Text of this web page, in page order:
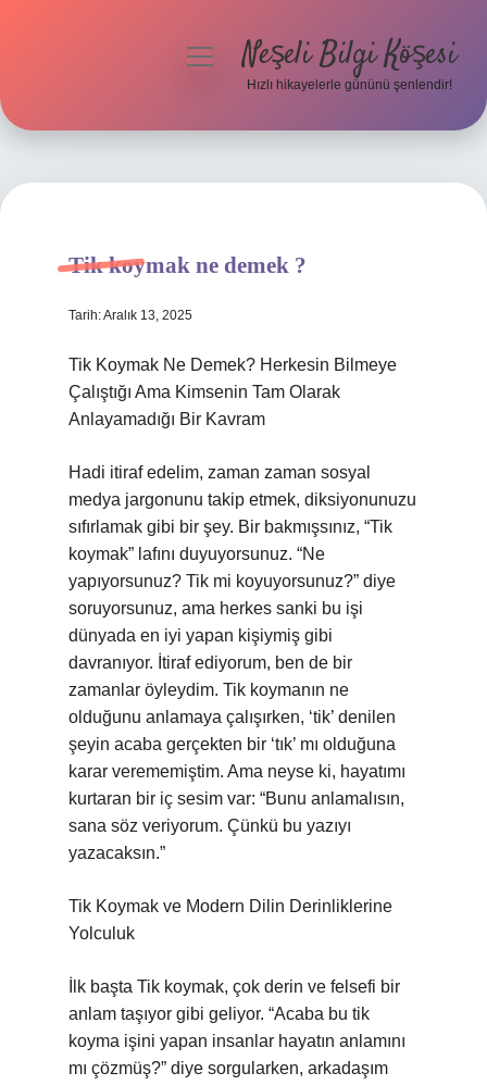
Hakkımızda
menüyüNeşeli Bilgi Köşesi
Hızlı hikayelerle gününü şenlendir!
Tik koymak ne demek ?
Tarih: Aralık 13, 2025
Tik Koymak Ne Demek? Herkesin Bilmeye
Çalıştığı Ama Kimsenin Tam Olarak
Anlayamadığı Bir Kavram
Hadi itiraf edelim, zaman zaman sosyal
medya jargonunu takip etmek, diksiyonunuzu
sıfırlamak gibi bir şey. Bir bakmışsınız, “Tik
koymak” lafını duyuyorsunuz. “Ne
yapıyorsunuz? Tik mi koyuyorsunuz?” diye
soruyorsunuz, ama herkes sanki bu işi
dünyada en iyi yapan kişiymiş gibi
davranıyor. İtiraf ediyorum, ben de bir
zamanlar öyleydim. Tik koymanın ne
olduğunu anlamaya çalışırken, ‘tik’ denilen
şeyin acaba gerçekten bir ‘tık’ mı olduğuna
karar verememiştim. Ama neyse ki, hayatımı
kurtaran bir iç sesim var: “Bunu anlamalısın,
sana söz veriyorum. Çünkü bu yazıyı
yazacaksın.”
Tik Koymak ve Modern Dilin Derinliklerine
Yolculuk
İlk başta Tik koymak, çok derin ve felsefi bir
anlam taşıyor gibi geliyor. “Acaba bu tik
koyma işini yapan insanlar hayatın anlamını
mı çözmüş?” diye sorgularken, arkadaşım